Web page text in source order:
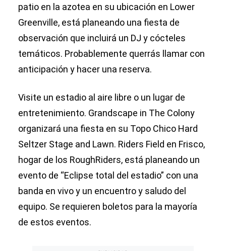
patio en la azotea en su ubicación en Lower
Greenville, está planeando una fiesta de
observación que incluirá un DJ y cócteles
temáticos. Probablemente querrás llamar con
anticipación y hacer una reserva.
Visite un estadio al aire libre o un lugar de
entretenimiento. Grandscape in The Colony
organizará una fiesta en su Topo Chico Hard
Seltzer Stage and Lawn. Riders Field en Frisco,
hogar de los RoughRiders, está planeando un
evento de “Eclipse total del estadio” con una
banda en vivo y un encuentro y saludo del
equipo. Se requieren boletos para la mayoría
de estos eventos.